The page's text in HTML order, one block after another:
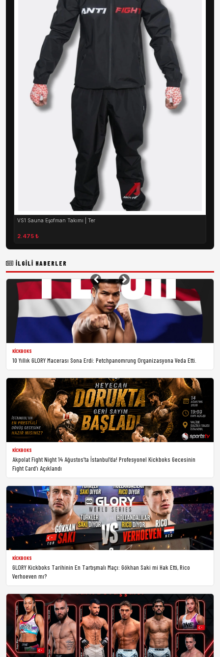
VS1 Sauna Eşofman Takımı | Ter
2.475 ₺
İLGILI HABERLER
KICKBOKS
10 Yıllık GLORY Macerası Sona Erdi: Petchpanomrung Organizasyona Veda Etti.
KICKBOKS
Akpolat Fight Night 14 Ağustos’ta İstanbul’da! Profesyonel Kickboks Gecesinin
Fight Card’ı Açıklandı
KICKBOKS
GLORY Kickboks Tarihinin En Tartışmalı Maçı: Gökhan Saki mi Hak Etti, Rico
Verhoeven mı?